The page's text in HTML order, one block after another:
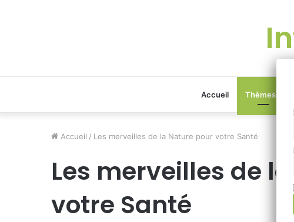
Accueil Thèmes
Accueil / Les merveilles de la Nature pour votre Santé
Les merveilles de la
votre Santé